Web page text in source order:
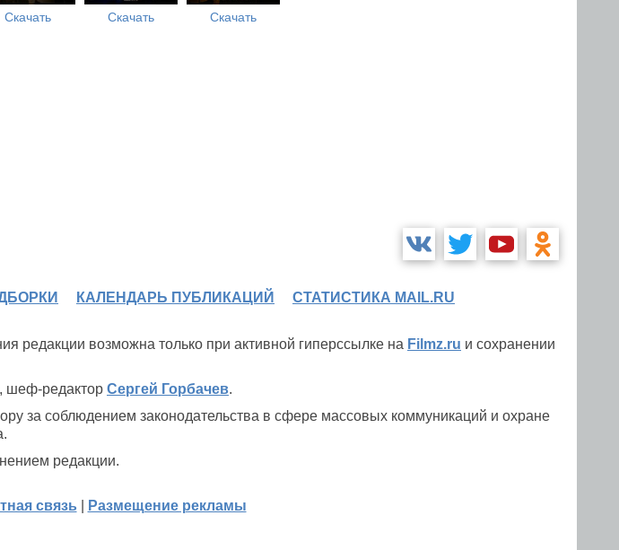
Скачать Скачать Скачать
КАЛЕНДАРЬ ПУБЛИКАЦИЙ СТАТИСТИКА MAIL.RU
редакции возможна только при активной гиперссылке на Filmz.ru и сохранении
, шеф-редактор Сергей Горбачев.
за соблюдением законодательства в сфере массовых коммуникаций и охране
редакции.
связь Размещение рекламы